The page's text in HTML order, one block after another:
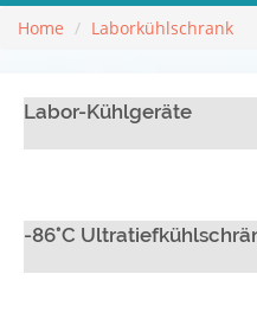
Home Laborkühlschrank
Labor-Kühlgeräte
-86°C